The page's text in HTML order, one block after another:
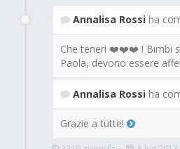
Annalisa Rossi ha
Che teneri ❤️❤️❤️ ! Bimbi
Paola, devono essere
Annalisa Rossi ha
Grazie a tutte!